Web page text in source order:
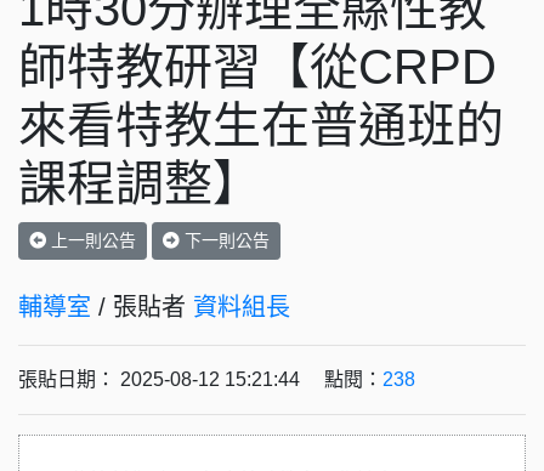
師特教研習【從CRPD
來看特教生在普通班的
課程調整】
上一則公告 下一則公告
輔導室 / 張貼者 資料組長
張貼日期： 2025-08-12 15:21:44 點閱： 238